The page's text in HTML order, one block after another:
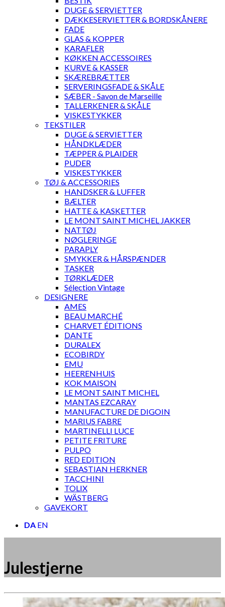
DUGE & SERVIETTER
DÆKKESERVIETTER & BORDSKÅNERE
FADE
GLAS & KOPPER
KARAFLER
KØKKEN ACCESSOIRES
KURVE & KASSER
SKÆREBRÆTTER
SERVERINGSFADE & SKÅLE
SÆBER - Savon de Marseille
TALLERKENER & SKÅLE
VISKESTYKKER
TEKSTILER
DUGE & SERVIETTER
HÅNDKLÆDER
TÆPPER & PLAIDER
PUDER
VISKESTYKKER
TØJ & ACCESSORIES
HANDSKER & LUFFER
BÆLTER
HATTE & KASKETTER
LE MONT SAINT MICHEL JAKKER
NATTØJ
NØGLERINGE
PARAPLY
SMYKKER & HÅRSPÆNDER
TASKER
TØRKLÆDER
Sélection Vintage
DESIGNERE
AMES
BEAU MARCHÉ
CHARVET ÉDITIONS
DANTE
DURALEX
ECOBIRDY
EMU
HEERENHUIS
KOK MAISON
LE MONT SAINT MICHEL
MANTAS EZCARAY
MANUFACTURE DE DIGOIN
MARIUS FABRE
MARTINELLI LUCE
PETITE FRITURE
PULPO
RED EDITION
SEBASTIAN HERKNER
TACCHINI
TOLIX
WÄSTBERG
GAVEKORT
DA EN
Julestjerne
Måske kunne nogle af disse produkter have din